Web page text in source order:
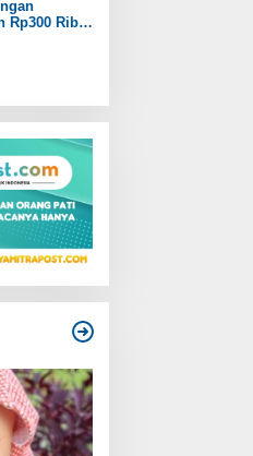
Rp300 Ribu,